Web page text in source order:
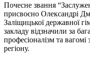
Почесне звання
присвоєно Олександрі
Заліщицької державної
закладу відзначили за
професіоналізм та
регіону.